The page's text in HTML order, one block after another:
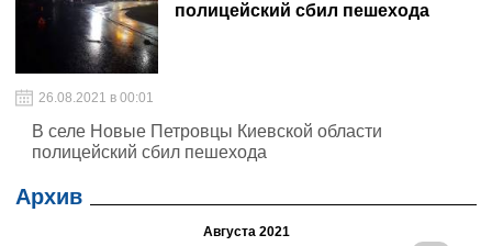
полицейский сбил пешехода
26.08.2021 в 00:01
В селе Новые Петровцы Киевской области
полицейский сбил пешехода
Архив
Августа 2021